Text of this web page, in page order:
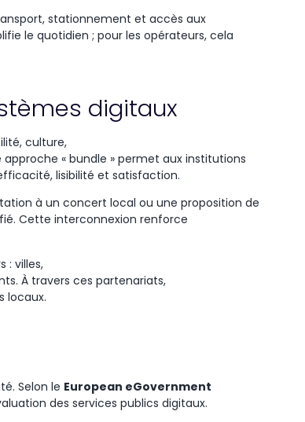
stationnement et accès aux
le quotidien ; pour les opérateurs, cela
digitaux
, culture,
approche « bundle » permet aux institutions
, lisibilité et satisfaction.
à un concert local ou une proposition de
Cette interconnexion renforce
: villes,
. À travers ces partenariats,
locaux.
. Selon le European eGovernment
des services publics digitaux.